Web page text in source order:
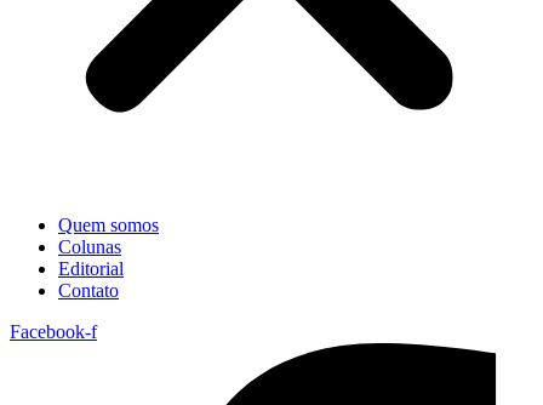
Quem somos
Colunas
Editorial
Contato
Facebook-f